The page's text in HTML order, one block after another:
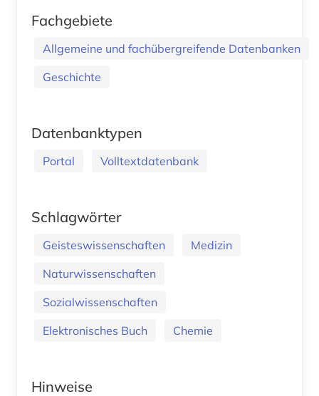
Fachgebiete
Allgemeine und fachübergreifende Datenbanken
Geschichte
Datenbanktypen
Portal Volltextdatenbank
Schlagwörter
Geisteswissenschaften
Medizin
Naturwissenschaften
Sozialwissenschaften
Elektronisches Buch
Chemie
Hinweise